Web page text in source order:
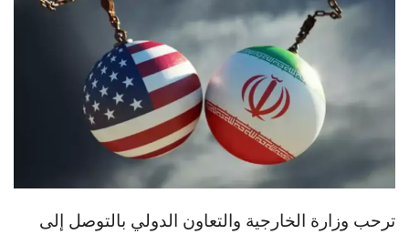
ترحب وزارة الخارجية والتعاون الدولي بالتوصل إلى